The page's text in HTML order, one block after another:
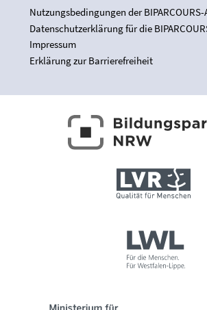
Nutzungsbedingungen der BIPARCOURS-
Datenschutzerklärung für die
Impressum
Erklärung zur Barrierefreiheit